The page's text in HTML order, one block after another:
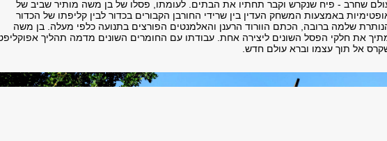
שחרב - פיח שנקרש וקבר תחתיו את הבתים. לעומתו, פסלו של בן משה מותיר שביב של
באמצעות המשחק העדין בין שרידי החורבן הקבורים בכדור לבין קליפתו של הכדור
שלמה ברובה, הכתם הוורוד הרענן והאלמנטים הפורצים בתנועה כלפי מעלה. בן משה
את חלקי הפסל השונים ליצירה אחת. עבודתו עם החומרים השונים מדמה תהליך
אל תוך עצמו וברא עולם חדש.